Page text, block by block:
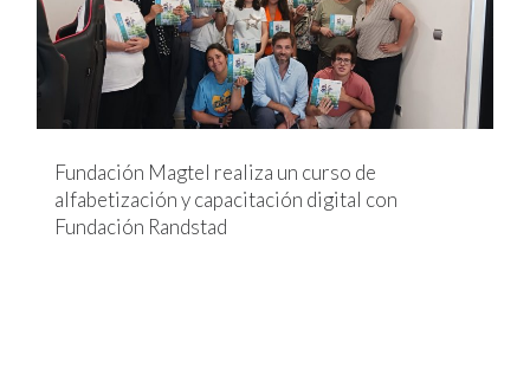
Fundación Magtel realiza un curso de
alfabetización y capacitación digital con
Fundación Randstad